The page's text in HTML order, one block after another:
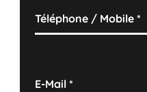
Téléphone / Mobile*
E-Mail*